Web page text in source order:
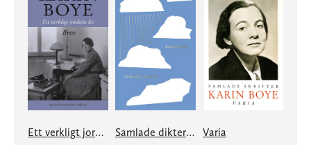
Ett verkligt jordiskt liv Samlade dikter Karin Boye Varia